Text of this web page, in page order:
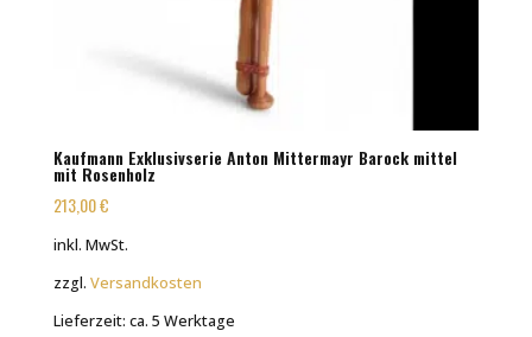
Kaufmann Exklusivserie Anton Mittermayr Barock mittel
mit Rosenholz
213,00€
inkl. MwSt.
zzgl. Versandkosten
Lieferzeit: ca. 5 Werktage